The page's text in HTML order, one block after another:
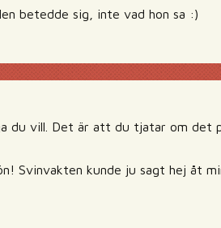
betedde sig, inte vad hon sa :)
du vill. Det är att du tjatar om det
Svinvakten kunde ju sagt hej åt